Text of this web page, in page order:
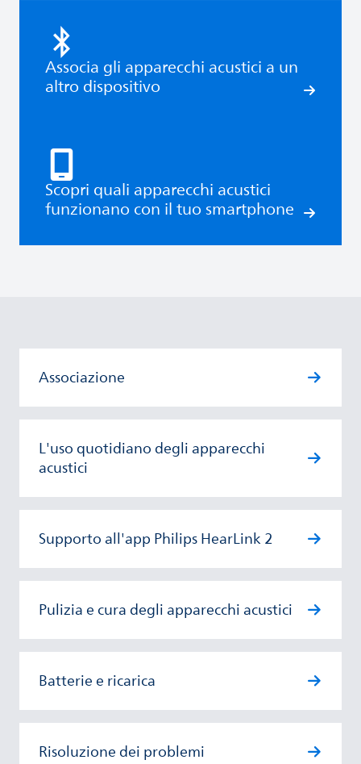
Associa gli apparecchi acustici a un
altro dispositivo
Scopri quali apparecchi acustici
funzionano con il tuo smartphone
Associazione
L'uso quotidiano degli apparecchi
acustici
Supporto all'app Philips HearLink 2
Pulizia e cura degli apparecchi acustici
Batterie e ricarica
Risoluzione dei problemi